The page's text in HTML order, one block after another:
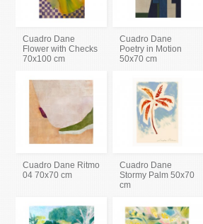
Cuadro Dane
Flower with Checks
70x100 cm
Cuadro Dane
Poetry in Motion
50x70 cm
Cuadro Dane Ritmo
04 70x70 cm
Cuadro Dane
Stormy Palm 50x70
cm